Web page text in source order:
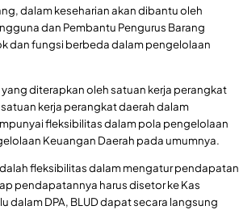
dalam keseharian akan dibantu oleh
dan Pembantu Pengurus Barang
dan fungsi berbeda dalam pengelolaan
yang diterapkan oleh satuan kerja perangkat
kerja perangkat daerah dalam
fleksibilitas dalam pola pengelolaan
Keuangan Daerah pada umumnya.
fleksibilitas dalam mengatur pendapatan
pendapatannya harus disetor ke Kas
dalam DPA, BLUD dapat secara langsung